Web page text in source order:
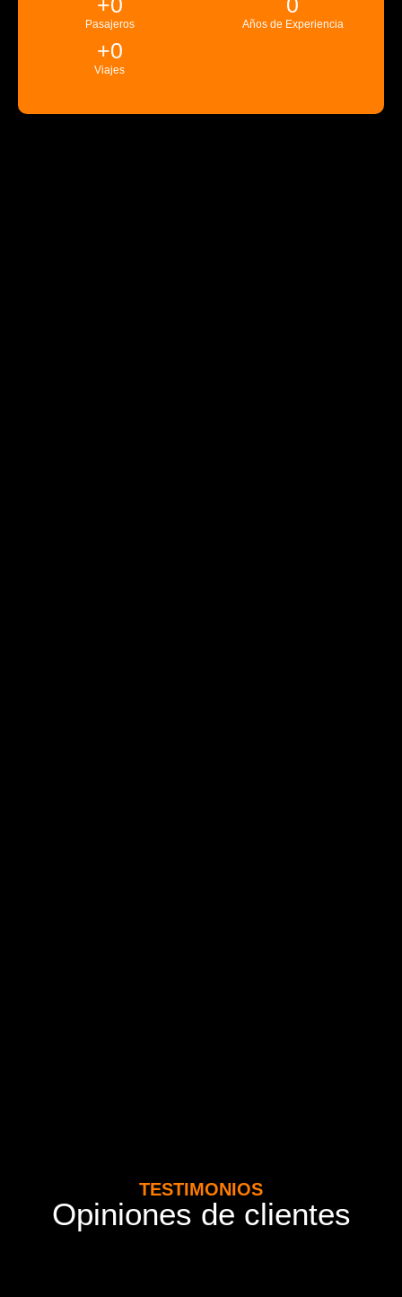
Pasajeros Años de Experiencia
Viajes
+0
TESTIMONIOS
Opiniones de clientes